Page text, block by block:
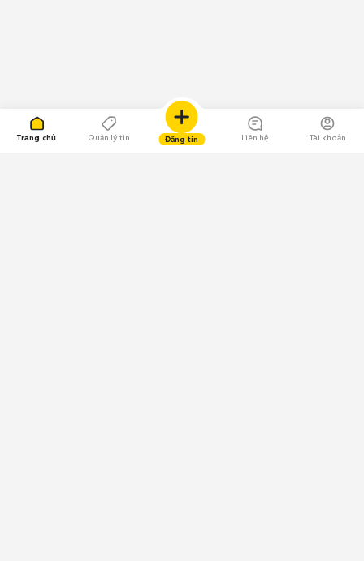
Trang chủ Quản lý tin Đăng tin Liên hệ Tài khoản